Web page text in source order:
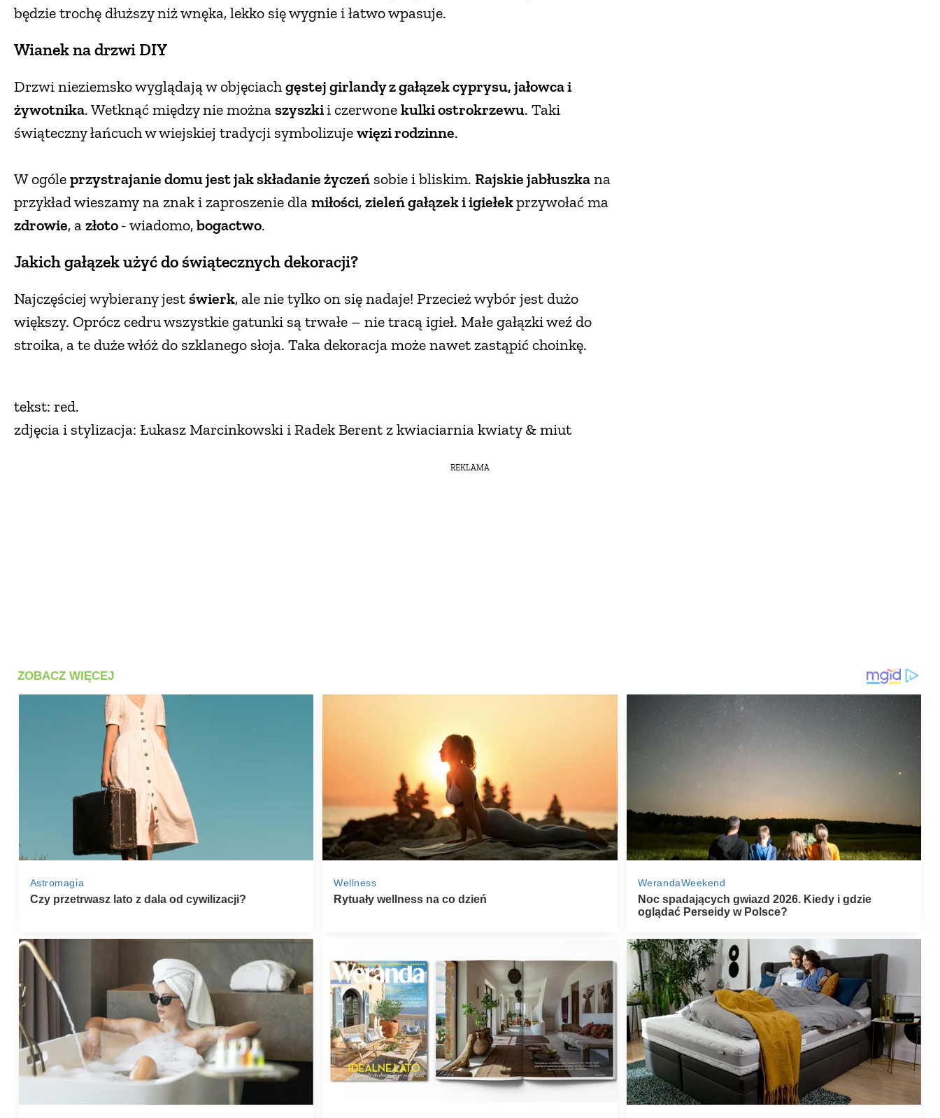
będzie trochę dłuższy niż wnęka, lekko się wygnie i łatwo wpasuje.
Wianek na drzwi DIY
Drzwi nieziemsko wyglądają w objęciachgęstej girlandy z gałązek cyprysu, jałowca i
żywotnika. Wetknąć między nie możnaszyszkii czerwonekulki ostrokrzewu. Taki
świąteczny łańcuch w wiejskiej tradycji symbolizujewięzi rodzinne.
W ogóleprzystrajanie domu jest jak składanie życzeń sobie i bliskim. Rajskie jabłuszkana
przykład wieszamy na znak i zaproszenie dlamiłości,zieleń gałązek i igiełekprzywołać ma
zdrowie, azłoto- wiadomo,bogactwo.
Jakich gałązek użyć do świątecznych dekoracji?
Najczęściej wybierany jestświerk, ale nie tylko on się nadaje! Przecież wybór jest dużo
większy. Oprócz cedru wszystkie gatunki są trwałe – nie tracą igieł. Małe gałązki weź do
stroika, a te duże włóż do szklanego słoja. Taka dekoracja może nawet zastąpić choinkę.
tekst: red.
zdjęcia i stylizacja: Łukasz Marcinkowski i Radek Berent z kwiaciarnia kwiaty & miut
REKLAMA